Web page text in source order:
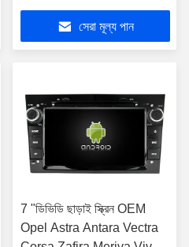
Vivaro 2004-2011 অ্যান্ড্রয়েড
গাড়ি ডিভিডি জিপিএসসেরা মূল্য পান
7 "ডিভিডি ছাড়াই স্ক্রিন OEM
Opel Astra Antara Vectra